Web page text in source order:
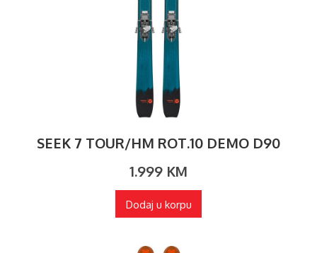
SEEK 7 TOUR/HM ROT.10 DEMO D90
1.999 KM
Dodaj u korpu